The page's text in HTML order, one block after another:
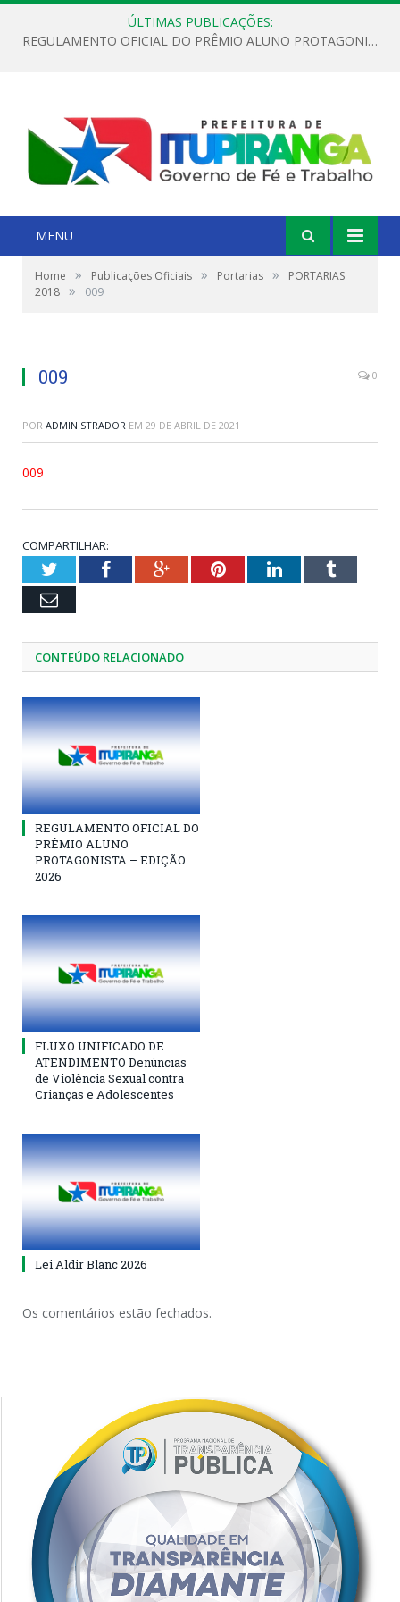
ÚLTIMAS PUBLICAÇÕES:
REGULAMENTO OFICIAL DO PRÊMIO ALUNO PROTAGONISTA – EDIÇÃO 2026
MENU
Home » Publicações Oficiais » Portarias »
PORTARIAS
2018 » 009
009 0
POR ADMINISTRADOR EM 29 DE ABRIL DE 2021
009
COMPARTILHAR:
TwitterFacebookGoogle+PinterestLinkedInTumblr
Email
CONTEÚDO RELACIONADO
REGULAMENTO OFICIAL DO
PRÊMIO ALUNO
PROTAGONISTA – EDIÇÃO
2026
FLUXO UNIFICADO DE
ATENDIMENTO Denúncias
de Violência Sexual contra
Crianças e Adolescentes
Lei Aldir Blanc 2026
Os comentários estão fechados.